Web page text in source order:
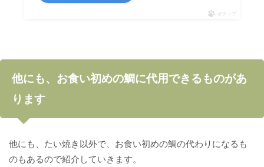
ポチップ
他にも、お食い初めの鯛に代用できるものがあ
ります
他にも、たい焼き以外で、お食い初めの鯛の代わりになるも
のもあるので紹介していきます。